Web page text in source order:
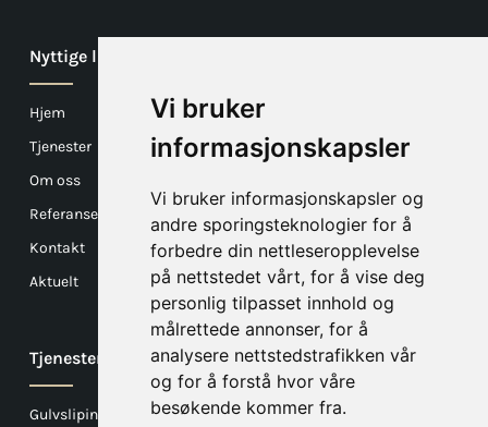
Vi bruker
informasjonskapsler
Vi bruker informasjonskapsler og
andre sporingsteknologier for å
forbedre din nettleseropplevelse
på nettstedet vårt, for å vise deg
personlig tilpasset innhold og
målrettede annonser, for å
analysere nettstedstrafikken vår
og for å forstå hvor våre
besøkende kommer fra.
Nyttige linker
Hjem
Tjenester
Om oss
Referanser
Kontakt
Aktuelt
Tjenester
Gulvsliping